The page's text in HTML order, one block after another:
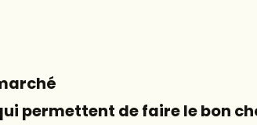
permettent de faire le bon